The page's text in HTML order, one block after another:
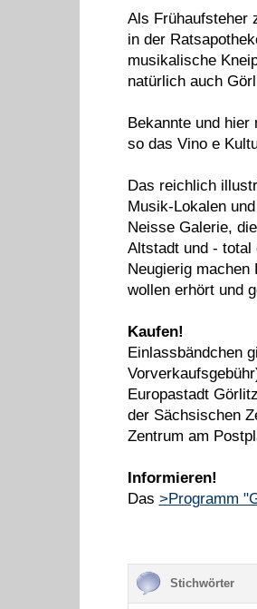
Als Frühaufsteher
in der
musikalische
natürlich auch
Bekannte und hier
so das Vino e
Das reichlich
Musik-Lokalen
Neisse Galerie,
Altstadt und - total
Neugierig
wollen erhört und
Kaufen!
Einlassbändchen
Europastadt
der Sächsischen
Zentrum am
Informieren!
Das >Programm
Stichwörter